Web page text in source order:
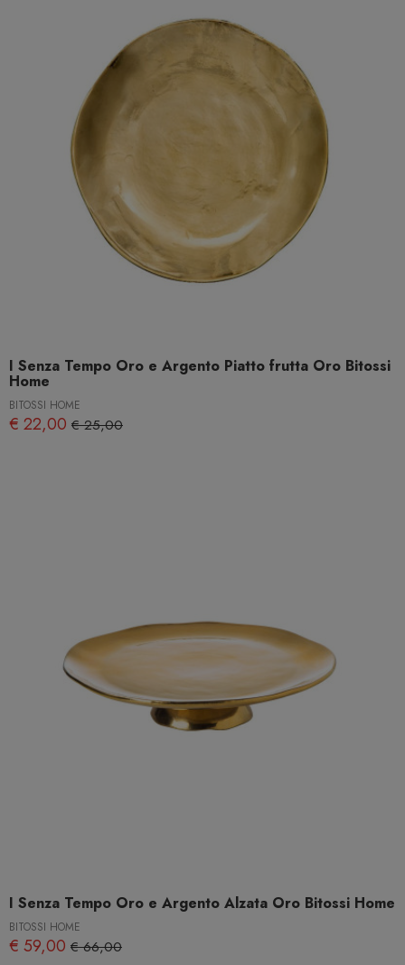
I Senza Tempo Oro e Argento Piatto frutta Oro Bitossi
Home
BITOSSI HOME
€ 22,00 € 25,00
I Senza Tempo Oro e Argento Alzata Oro Bitossi Home
BITOSSI HOME
€ 59,00 € 66,00